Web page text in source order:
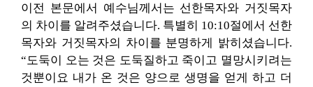
이전 본문에서 예수님께서는 선한목자와 거짓목자
의 차이를 알려주셨습니다. 특별히 10:10절에서 선한
목자와 거짓목자의 차이를 분명하게 밝히셨습니다.
“도둑이 오는 것은 도둑질하고 죽이고 멸망시키려는
것뿐이요 내가 온 것은 양으로 생명을 얻게 하고 더